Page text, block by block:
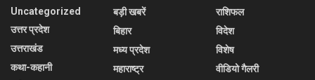
Uncategorized
उत्तर प्रदेश
उत्तराखंड
कथा-कहानी
बड़ी खबरें
बिहार
मध्य प्रदेश
महाराष्ट्र
राशिफल
विदेश
विशेष
वीडियो गैलरी